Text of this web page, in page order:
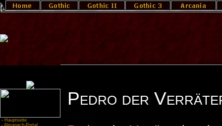
- Hauptseite
- Almanach-Portal
Pedro der